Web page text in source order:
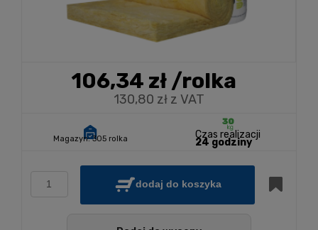
106,34 zł /rolka
130,80 zł z VAT
Magazyn: 305 rolka Czas realizacji
24 godziny
dodaj do koszyka